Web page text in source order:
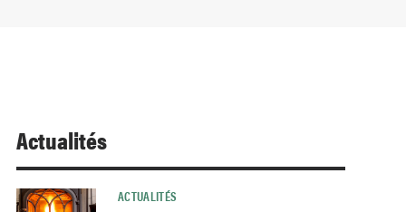
Actualités
ACTUALITÉS